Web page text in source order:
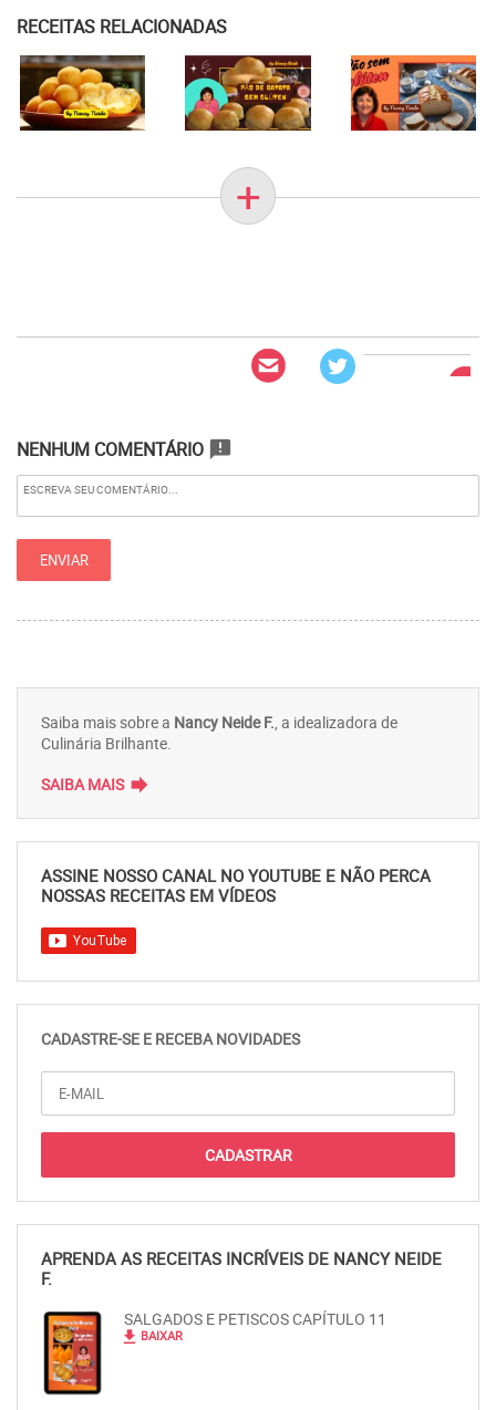
RECEITAS RELACIONADAS
+
NENHUM COMENTÁRIO announcement
Saiba mais sobre a Nancy Neide F., a idealizadora de
Culinária Brilhante.
SAIBA MAIS forward
ASSINE NOSSO CANAL NO YOUTUBE E NÃO PERCA
NOSSAS RECEITAS EM VÍDEOS
CADASTRE-SE E RECEBA NOVIDADES
APRENDA AS RECEITAS INCRÍVEIS DE NANCY NEIDE
F.
SALGADOS E PETISCOS CAPÍTULO 11
file_download BAIXAR